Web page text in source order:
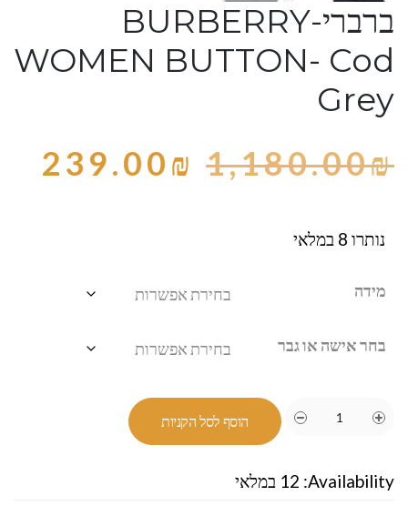
ברברי-BURBERRY
WOMEN BUTTON- Cod
Grey
1,180.00₪
239.00₪
נותרו 8 במלאי
מידה
בחר אישה או גבר
הוסף לסל הקניות
Availability: 12 במלאי